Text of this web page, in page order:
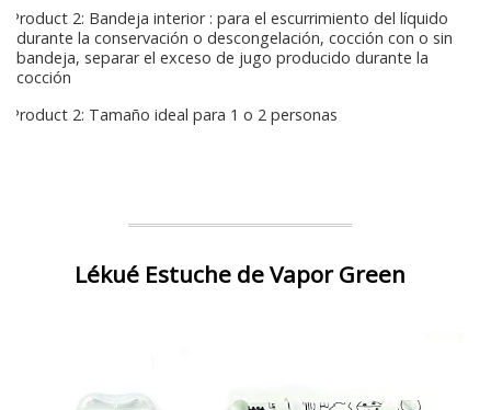
Product 2: Bandeja interior : para el escurrimiento del líquido
durante la conservación o descongelación, cocción con o sin
bandeja, separar el exceso de jugo producido durante la
cocción
Product 2: Tamaño ideal para 1 o 2 personas
Lékué Estuche de Vapor Green